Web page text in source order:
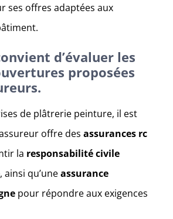
ses offres adaptées aux
d’évaluer les
proposées
de plâtrerie peinture, il est
offre des assurances rc
la responsabilité civile
, ainsi qu’uneassurance
pour répondre aux exigences